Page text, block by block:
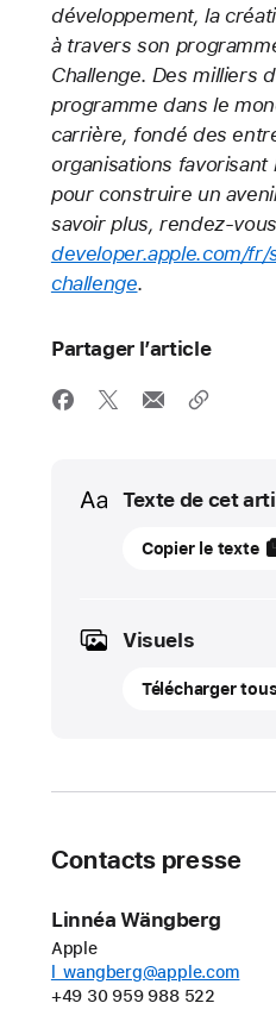
développement, la
à travers son
Challenge. Des milliers
programme dans le
carrière, fondé des
organisations favorisant
pour construire un
savoir plus, rendez-
developer.apple.com/
challenge.
Partager l’article
Media
Texte de cet
07
ACTUALITÉ
L’IA
l’accessibilité
du
Swift Student
de
Copier le texte
Visuels
Télécharger
Contacts presse
Linnéa Wängberg
Apple
l_wangberg@apple.com
+49 30 959 988 522